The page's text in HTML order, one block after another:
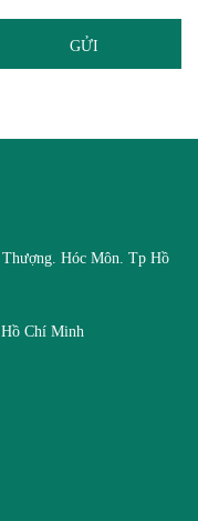
GỬI
Hóc Môn. Tp Hồ
Chí Minh